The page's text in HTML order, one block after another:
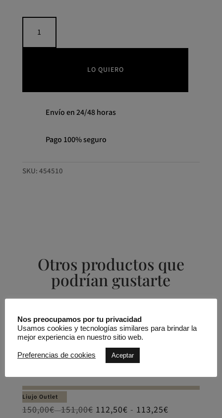
vestir
cinturón
LO QUIERO
Envío en 24/48 horas
Pago 100% seguro
SKU: 454510
Otros productos que
podrían gustarte
Productos relacionados
REBAJADO -25%
Pantalón pitillo Bottom Up
Liujo Outlet
150,00€ - 151,00€Rango
112,50€ - 113,25€Rango
Nos preocupamos por tu privacidad
Usamos cookies y tecnologías similares para brindar la
mejor experiencia en nuestro sitio web.
Preferencias de cookies Aceptar